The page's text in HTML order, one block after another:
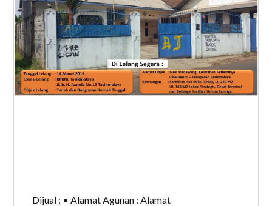
Dijual : • Alamat Agunan : Alamat